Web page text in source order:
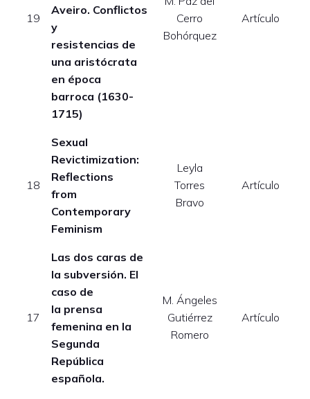
19
Aveiro. Conflictos
y
resistencias de
una aristócrata
en época
barroca (1630-
1715)
Cerro
Bohórquez
Artículo
18
Sexual
Revictimization:
Reflections
from
Contemporary
Feminism
Leyla
Torres
Bravo
Artículo
17
Las dos caras de
la subversión. El
caso de
la prensa
femenina en la
Segunda
República
española.
M. Ángeles
Gutiérrez
Romero
Artículo